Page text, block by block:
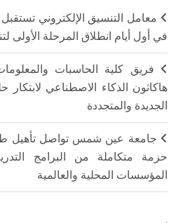
في أول أيام انطلاق المرحلة الأولى
فريق كلية الحاسبات
هاكاثون الذكاء الاصطناعي
الجديدة والمتجددة
جامعة عين شمس تواصل تأهيل
حزمة متكاملة من البرامج
المؤسسات المحلية والعالمية